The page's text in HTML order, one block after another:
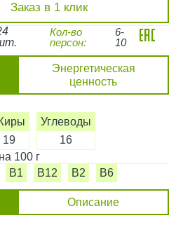
Заказ в 1 клик
Кол-во
персон:
6-
10
Энергетическая
ценность
19
Углеводы
16
на 100 г
B1 B12 B2 B6
Описание